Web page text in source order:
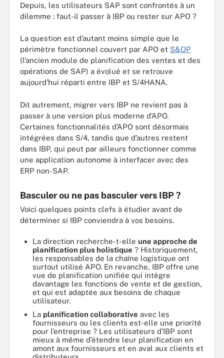
Depuis, les utilisateurs SAP sont confrontés à un
dilemme : faut-il passer à IBP ou rester sur APO ?
La question est d’autant moins simple que le
périmètre fonctionnel couvert par APO et S&OP
(l’ancien module de planification des ventes et des
opérations de SAP) a évolué et se retrouve
aujourd’hui réparti entre IBP et S/4HANA.
Dit autrement, migrer vers IBP ne revient pas à
passer à une version plus moderne d’APO.
Certaines fonctionnalités d’APO sont désormais
intégrées dans S/4, tandis que d’autres restent
dans IBP, qui peut par ailleurs fonctionner comme
une application autonome à interfacer avec des
ERP non-SAP.
Basculer ou ne pas basculer vers IBP ?
Voici quelques points clefs à étudier avant de
déterminer si IBP conviendra à vos besoins.
La direction recherche-t-elle une approche de
planification plus holistique ? Historiquement,
les responsables de la chaîne logistique ont
surtout utilisé APO. En revanche, IBP offre une
vue de planification unifiée qui intègre
davantage les fonctions de vente et de gestion,
et qui est adaptée aux besoins de chaque
utilisateur.
La planification collaborative avec les
fournisseurs ou les clients est-elle une priorité
pour l’entreprise ? Les utilisateurs d’IBP sont
mieux à même d’étendre leur planification en
amont aux fournisseurs et en aval aux clients et